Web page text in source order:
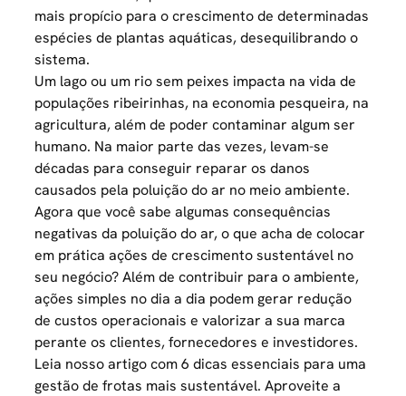
mais propício para o crescimento de determinadas
espécies de plantas aquáticas, desequilibrando o
sistema.
Um lago ou um rio sem peixes impacta na vida de
populações ribeirinhas, na economia pesqueira, na
agricultura, além de poder contaminar algum ser
humano. Na maior parte das vezes, levam-se
décadas para conseguir reparar os danos
causados pela poluição do ar no meio ambiente.
Agora que você sabe algumas consequências
negativas da poluição do ar, o que acha de colocar
em prática ações de crescimento sustentável no
seu negócio? Além de contribuir para o ambiente,
ações simples no dia a dia podem gerar redução
de custos operacionais e valorizar a sua marca
perante os clientes, fornecedores e investidores.
Leia nosso artigo com6 dicas essenciais para uma
gestão de frotas mais sustentável. Aproveite a